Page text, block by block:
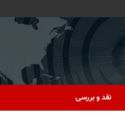
نقد و بررسی